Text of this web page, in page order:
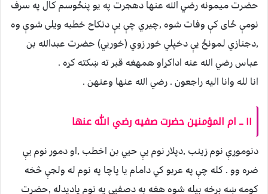
حضرت ميمونه رضي الله عنها دهجرت په يو پنځوسم كال په سرف
نومې ځای كې وفات شوه ,چيري چې يې دنكاح خطبه ويلی شوې وه
,دجنازي لمونځ يې دخپلي خور زوي (خوريي) حضرت عبدالله بن
عباس رضي الله عنه اداكړاو همهغه قبر ته ښكته كړه .
انا لله وانا اليه راجعون . رضي الله عنها وعنهن .
١١ــ ام المؤمنين حضرت صفيه رضي الله عنها
دنوموړې نوم زينب ,دپلار نوم يې حيي بن اخطب ,او دمور نوم يې
ضره وو . كله چې په عربو كي دامام يا پاچا په نوم له ولجې څخه
كومه ښه برخه بيله شوه هغه به دصفيي په نوم ياديدله ,حضرت